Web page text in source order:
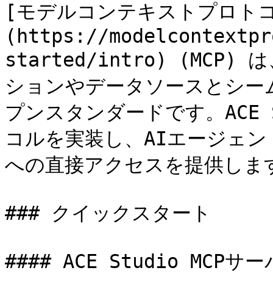
[モデルコンテキストプロト
(https://
started/intro) (MCP) は、
ションやデータソースとシ
プンスタンダードです。
コルを実装し、AIエージェ
への直接アクセスを提供しま
### クイックスタート
#### ACE Studio MCPサー